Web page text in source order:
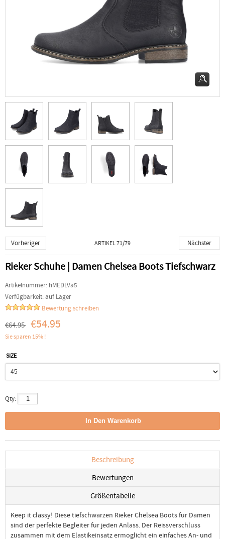
Vorheriger ARTIKEL 71/79 Nächster
Rieker Schuhe | Damen Chelsea Boots Tiefschwarz
Artikelnummer: hMEDLVa5
Verfügbarkeit:auf Lager
Bewertung schreiben
€64.95 €54.95
Sie sparen 15% !
SIZE
Qty:
Beschreibung
Bewertungen
Größentabelle
Keep it classy! Diese tiefschwarzen Rieker Chelsea Boots fur Damen
sind der perfekte Begleiter fur jeden Anlass. Der Reissverschluss
zusammen mit dem Elastikeinsatz ermoglicht ein einfaches An- und